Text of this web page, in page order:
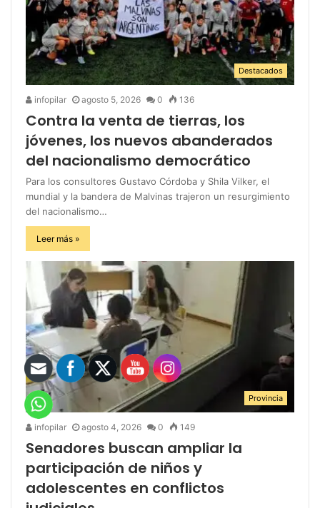
Destacados
infopilar agosto 5, 2026 0 136
Contra la venta de tierras, los
jóvenes, los nuevos abanderados
del nacionalismo democrático
Para los consultores Gustavo Córdoba y Shila Vilker, el
mundial y la bandera de Malvinas trajeron un resurgimiento
del nacionalismo…
Leer más »
Provincia
infopilar agosto 4, 2026 0 149
Senadores buscan ampliar la
participación de niños y
adolescentes en conflictos